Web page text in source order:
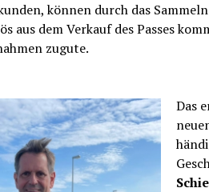
können durch das
aus dem Verkauf des Passes
zugute.
Das